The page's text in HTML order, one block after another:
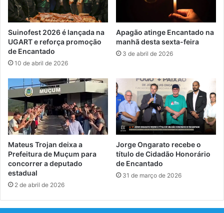
Suinofest 2026 é lançada na
UGART e reforça promoção
de Encantado
10 de abril de 2026
Apagão atinge Encantado na
manhã desta sexta-feira
3 de abril de 2026
Mateus Trojan deixa a
Prefeitura de Muçum para
concorrer a deputado
estadual
2 de abril de 2026
Jorge Ongarato recebe o
título de Cidadão Honorário
de Encantado
31 de março de 2026